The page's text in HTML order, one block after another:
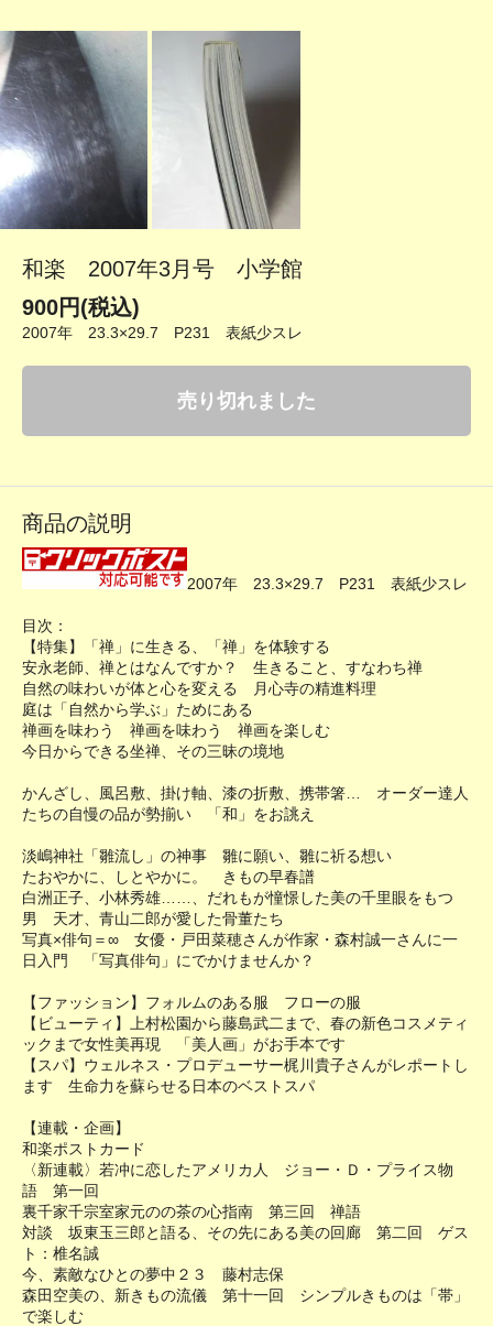
和楽 2007年3月号 小学館
900円(税込)
2007年 23.3×29.7 P231 表紙少スレ
売り切れました
商品の説明
2007年 23.3×29.7 P231 表紙少スレ
目次：
【特集】「禅」に生きる、「禅」を体験する
安永老師、禅とはなんですか？ 生きること、すなわち禅
自然の味わいが体と心を変える 月心寺の精進料理
庭は「自然から学ぶ」ためにある
禅画を味わう 禅画を味わう 禅画を楽しむ
今日からできる坐禅、その三昧の境地
かんざし、風呂敷、掛け軸、漆の折敷、携帯箸… オーダー達人
たちの自慢の品が勢揃い 「和」をお誂え
淡嶋神社「雛流し」の神事 雛に願い、雛に祈る想い
たおやかに、しとやかに。 きもの早春譜
白洲正子、小林秀雄……、だれもが憧憬した美の千里眼をもつ
男 天才、青山二郎が愛した骨董たち
写真×俳句＝∞ 女優・戸田菜穂さんが作家・森村誠一さんに一
日入門 「写真俳句」にでかけませんか？
【ファッション】フォルムのある服 フローの服
【ビューティ】上村松園から藤島武二まで、春の新色コスメティ
ックまで女性美再現 「美人画」がお手本です
【スパ】ウェルネス・プロデューサー梶川貴子さんがレポートし
ます 生命力を蘇らせる日本のベストスパ
【連載・企画】
和楽ポストカード
〈新連載〉若冲に恋したアメリカ人 ジョー・Ｄ・プライス物
語 第一回
裏千家千宗室家元のの茶の心指南 第三回 禅語
対談 坂東玉三郎と語る、その先にある美の回廊 第二回 ゲス
ト：椎名誠
今、素敵なひとの夢中２３ 藤村志保
森田空美の、新きもの流儀 第十一回 シンプルきものは「帯」
で楽しむ